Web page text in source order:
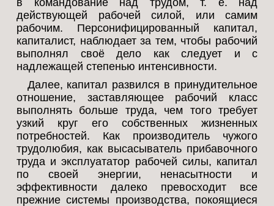
действующей рабочей силой, или самим
рабочим. Персонифицированный капитал,
капиталист, наблюдает за тем, чтобы рабочий
выполнял своё дело как следует и с
надлежащей степенью интенсивности.
Далее, капитал развился в принудительное
отношение, заставляющее рабочий класс
выполнять больше труда, чем того требует
узкий круг его собственных жизненных
потребностей. Как производитель чужого
трудолюбия, как высасыватель прибавочного
труда и эксплуататор рабочей силы, капитал
по своей энергии, ненасытности и
эффективности далеко превосходит все
прежние системы производства, покоящиеся